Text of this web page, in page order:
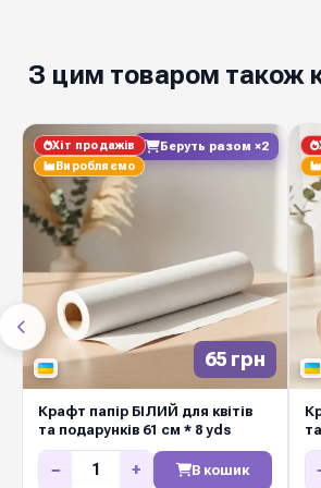
З цим товаром також
65 грн
Беруть разом ×2
Хіт продажів
Виробляємо
Крафт папір БІЛИЙ для квітів
та подарунків 61 см * 8 yds
− + В кошик